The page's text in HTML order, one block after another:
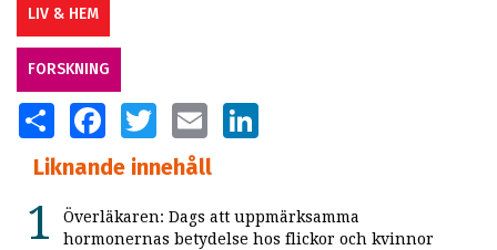
LIV & HEM
FORSKNING
SHARE FACEBOOKTWITTER EMAIL
Liknande innehåll
Överläkaren: Dags att uppmärksamma
hormonernas betydelse hos flickor och kvinnor